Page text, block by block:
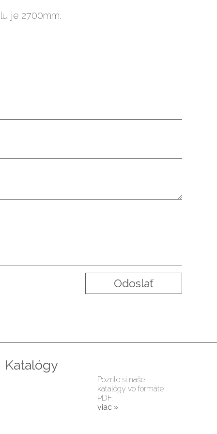
je 2700mm.
Katalógy
Pozrite si naše
katalógy vo formáte
PDF.
viac »